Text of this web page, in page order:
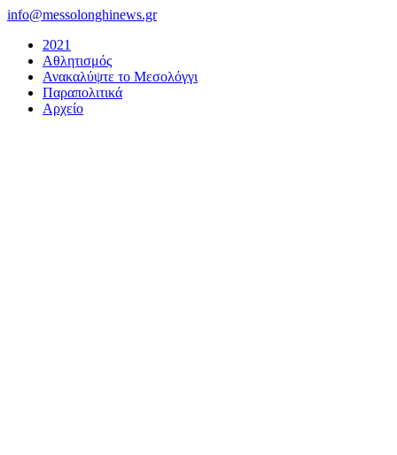
Μετάβαση
περιεχόμενο
info@messolonghinews.gr
2021
Αθλητισμός
Ανακαλύψτε το Μεσολόγγι
Παραπολιτικά
Αρχείο